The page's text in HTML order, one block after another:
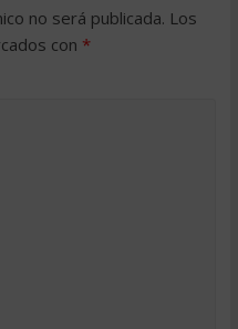
no será publicada. Los
con *